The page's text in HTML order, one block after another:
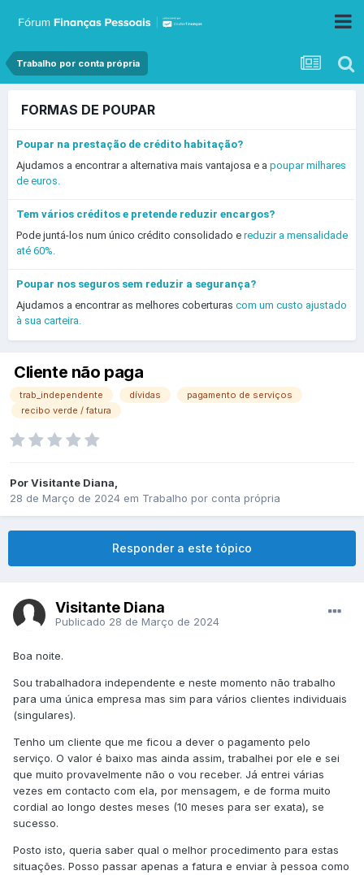
Trabalho por conta própria
FORMAS DE POUPAR
Poupar na prestação de crédito habitação?
Ajudamos a encontrar a alternativa mais vantajosa e a poupar milhares
de euros.
Tem vários créditos e pretende reduzir encargos?
Pode juntá-los num único crédito consolidado e reduzir a mensalidade
até 60%.
Poupar nos seguros sem reduzir a segurança?
Ajudamos a encontrar as melhores coberturas com um custo ajustado
à sua carteira.
Cliente não paga
trab_independente dívidas
pagamento de serviços
recibo verde / fatura
PorVisitante Diana,
28 de Março de 2024 em Trabalho por conta própria
Responder a este tópico
Visitante Diana
Publicado 28 de Março de 2024
Boa noite.
Sou trabalhadora independente e neste momento não trabalho
para uma única empresa mas sim para vários clientes individuais
(singulares).
Tenho um cliente que me ficou a dever o pagamento pelo
serviço. O valor é baixo mas ainda assim, trabalhei por ele e sei
que muito provavelmente não o vou receber. Já entrei várias
vezes em contacto com ela, por mensagem, e de forma muito
cordial ao longo destes meses (10 meses para ser exata), se
sucesso.
Posto isto, queria saber qual o melhor procedimento para estas
situações. Posso passar apenas a fatura e enviar à pessoa como